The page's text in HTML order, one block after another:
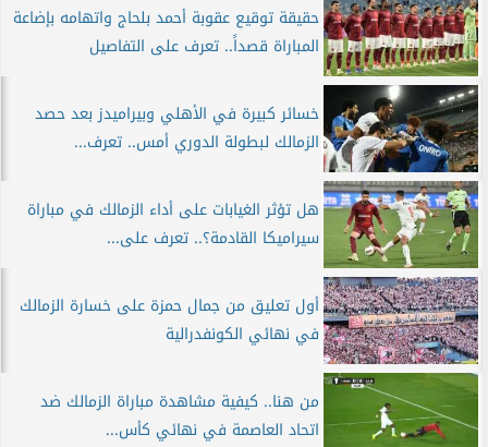
حقيقة توقيع عقوبة أحمد بلحاج واتهامه بإضاعة
المباراة قصداً.. تعرف على التفاصيل
خسائر كبيرة في الأهلي وبيراميدز بعد حصد
الزمالك لبطولة الدوري أمس.. تعرف...
هل تؤثر الغيابات على أداء الزمالك في مباراة
سيراميكا القادمة؟.. تعرف على...
أول تعليق من جمال حمزة على خسارة الزمالك
في نهائي الكونفدرالية
من هنا.. كيفية مشاهدة مباراة الزمالك ضد
اتحاد العاصمة في نهائي كأس...